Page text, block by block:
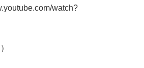
watch?